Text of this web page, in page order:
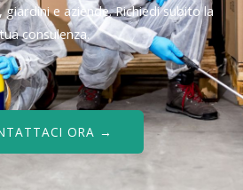
e aziende. Richiedi subito la
tua consulenza.
ORA →